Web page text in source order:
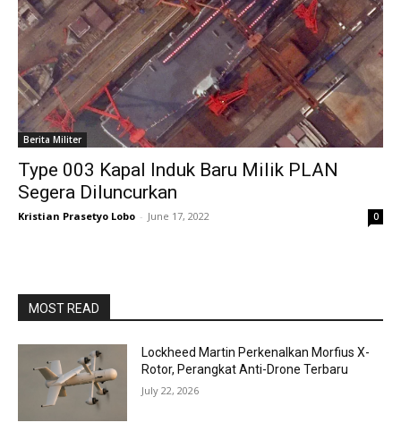
Berita Militer
Type 003 Kapal Induk Baru Milik PLAN
Segera Diluncurkan
Kristian Prasetyo Lobo - June 17, 2022 0
MOST READ
Lockheed Martin Perkenalkan Morfius X-
Rotor, Perangkat Anti-Drone Terbaru
July 22, 2026